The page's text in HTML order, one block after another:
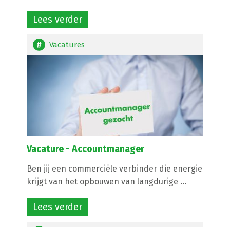
Lees verder
Vacatures
Vacature -Accountmanager
Ben jij een commerciële verbinder die energie
krijgt van het opbouwen van langdurige ...
Lees verder